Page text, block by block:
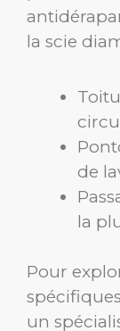
la scie
de
la
Pour
un